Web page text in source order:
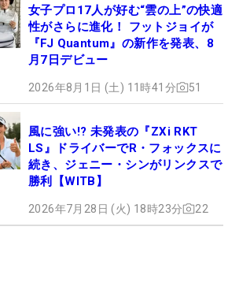
女子プロ17人が好む“雲の上”の快適
性がさらに進化！ フットジョイが
『FJ Quantum』の新作を発表、8
月7日デビュー
2026年8月1日 (土) 11時41分 51
風に強い!? 未発表の『ZXi RKT
LS』ドライバーでR・フォックスに
続き、ジェニー・シンがリンクスで
勝利【WITB】
2026年7月28日 (火) 18時23分 22